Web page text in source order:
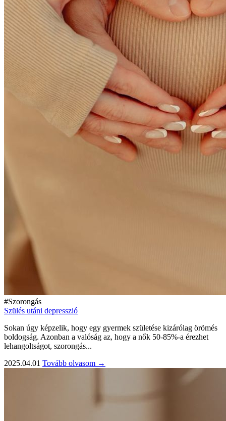
#Szorongás
Szülés utáni depresszió
Sokan úgy képzelik, hogy egy gyermek születése kizárólag örömés
boldogság. Azonban a valóság az, hogy a nők 50-85%-a érezhet
lehangoltságot, szorongás...
2025.04.01 Tovább olvasom →